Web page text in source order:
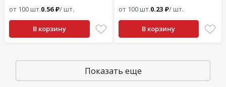
от 100 шт.0.56 ₽/ шт.
В корзину
от 100 шт.0.23 ₽/ шт.
В корзину
Показать еще